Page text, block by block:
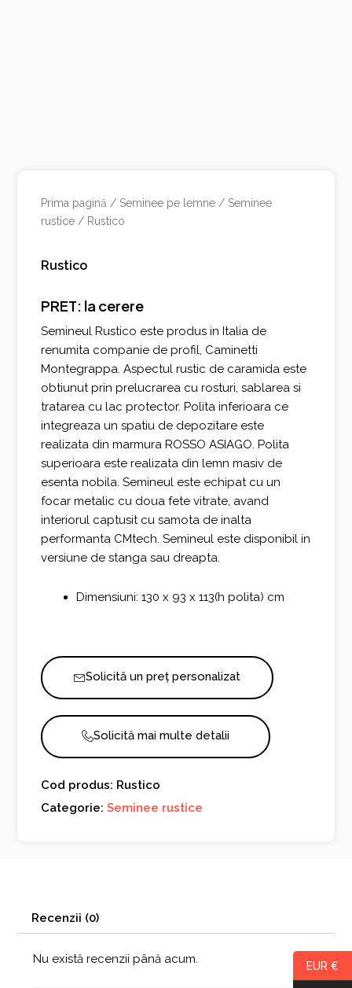
Prima pagină / Seminee pe lemne / Seminee
rustice / Rustico
Rustico
PRET: la cerere
Semineul Rustico este produs in Italia de
renumita companie de profil, Caminetti
Montegrappa. Aspectul rustic de caramida este
obtiunut prin prelucrarea cu rosturi, sablarea si
tratarea cu lac protector. Polita inferioara ce
integreaza un spatiu de depozitare este
realizata din marmura ROSSO ASIAGO. Polita
superioara este realizata din lemn masiv de
esenta nobila. Semineul este echipat cu un
focar metalic cu doua fete vitrate, avand
interiorul captusit cu samota de inalta
performanta CMtech. Semineul este disponibil in
versiune de stanga sau dreapta.
Dimensiuni: 130 x 93 x 113(h polita) cm
Solicită un preț personalizat
Solicită mai multe detalii
Cod produs: Rustico
Categorie:Seminee rustice
Recenzii (0)
Nu există recenzii până acum. EUR €